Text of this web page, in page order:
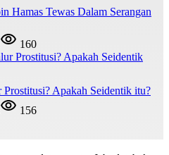
Hamas Tewas Dalam Serangan
160
Prostitusi? Apakah Seidentik itu?
156